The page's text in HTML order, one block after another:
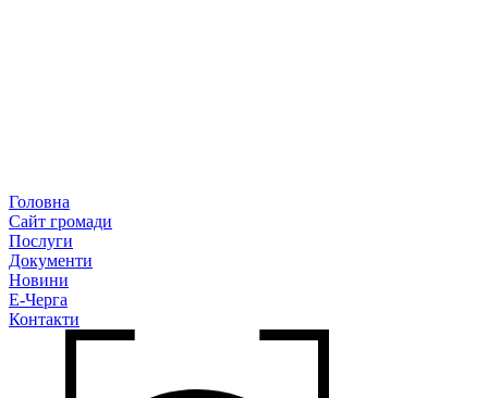
Головна
Сайт громади
Послуги
Документи
Новини
Е-Черга
Контакти